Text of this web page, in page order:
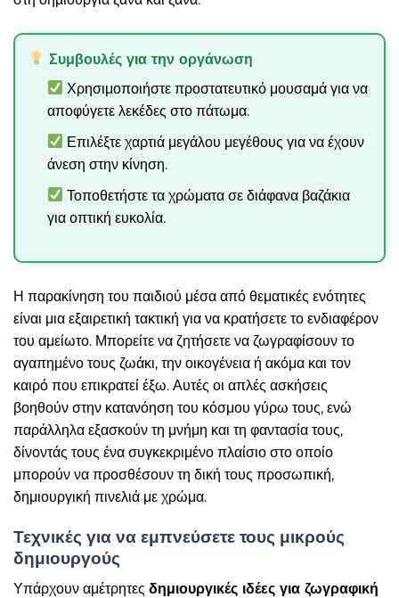
Συμβουλές για την οργάνωση
Χρησιμοποιήστε προστατευτικό μουσαμά για να
αποφύγετε λεκέδες στο πάτωμα.
Επιλέξτε χαρτιά μεγάλου μεγέθους για να έχουν
άνεση στην κίνηση.
Τοποθετήστε τα χρώματα σε διάφανα βαζάκια
για οπτική ευκολία.
Η παρακίνηση του παιδιού μέσα από θεματικές ενότητες
είναι μια εξαιρετική τακτική για να κρατήσετε το ενδιαφέρον
του αμείωτο. Μπορείτε να ζητήσετε να ζωγραφίσουν το
αγαπημένο τους ζωάκι, την οικογένεια ή ακόμα και τον
καιρό που επικρατεί έξω. Αυτές οι απλές ασκήσεις
βοηθούν στην κατανόηση του κόσμου γύρω τους, ενώ
παράλληλα εξασκούν τη μνήμη και τη φαντασία τους,
δίνοντάς τους ένα συγκεκριμένο πλαίσιο στο οποίο
μπορούν να προσθέσουν τη δική τους προσωπική,
δημιουργική πινελιά με χρώμα.
Τεχνικές για να εμπνεύσετε τους μικρούς
δημιουργούς
Υπάρχουν αμέτρητες δημιουργικές ιδέες για ζωγραφική